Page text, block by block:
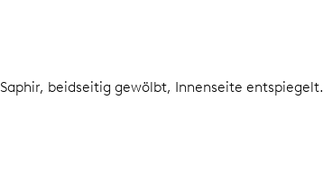
Saphir, beidseitig gewölbt, Innenseite entspiegelt.